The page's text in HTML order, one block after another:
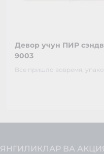
Девор учун ПИР
9003
Все пришло вовремя,
ЯНГИЛИКЛАР ВА